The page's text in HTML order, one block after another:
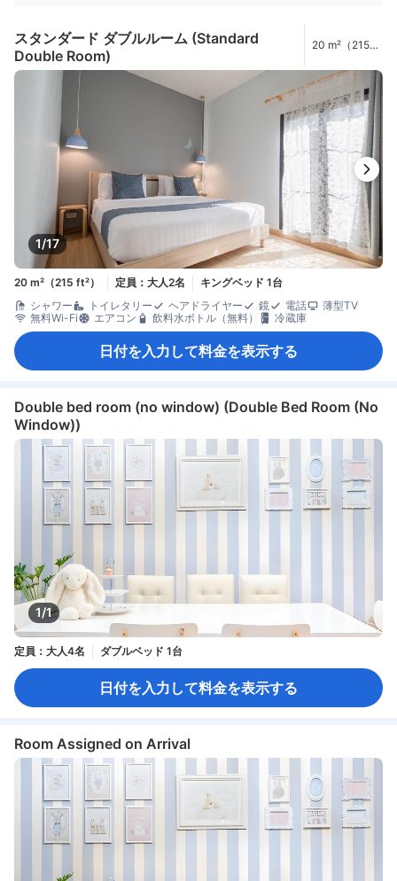
スタンダード ダブルルーム (Standard
Double Room)
20 m²（215
1/17
20 m²（215 ft²） 定員：大人2名
キングベッド 1台
シャワー
トイレタリー ヘアドライヤー 鏡 電話
薄型TV
無料Wi-Fi
エアコン 飲料水ボトル（無料） 冷蔵庫
日付を入力して料金を表示する
Double bed room (no window) (Double Bed Room (No
Window))
1/1
定員：大人4名 ダブルベッド 1台
日付を入力して料金を表示する
Room Assigned on Arrival